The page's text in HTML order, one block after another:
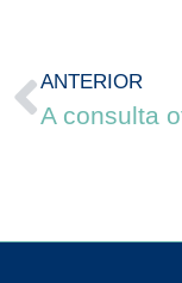
ANTERIOR